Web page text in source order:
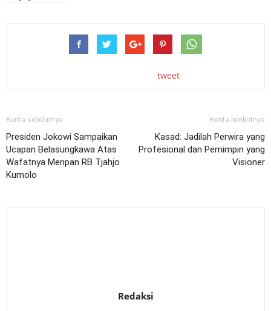
tweet
Berita sebelumya
Presiden Jokowi Sampaikan
Ucapan Belasungkawa Atas
Wafatnya Menpan RB Tjahjo
Kumolo
Berita berikutnya
Kasad: Jadilah Perwira yang
Profesional dan Pemimpin yang
Visioner
Redaksi